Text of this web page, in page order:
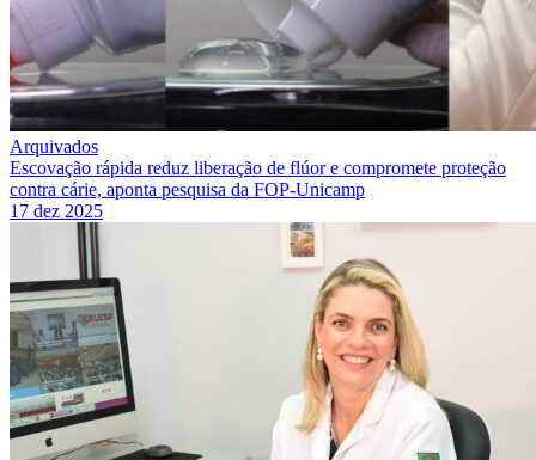
Arquivados
Escovação rápida reduz liberação de flúor e compromete proteção
contra cárie, aponta pesquisa da FOP-Unicamp
17 dez 2025